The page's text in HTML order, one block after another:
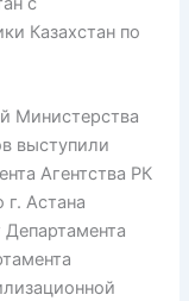
Казахстан по
Министерства
выступили
Агентства РК
Астана